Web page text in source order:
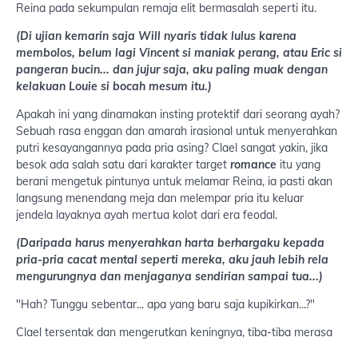
Reina pada sekumpulan remaja elit bermasalah seperti itu.
(Di ujian kemarin saja Will nyaris tidak lulus karena
membolos, belum lagi Vincent si maniak perang, atau Eric si
pangeran bucin... dan jujur saja, aku paling muak dengan
kelakuan Louie si bocah mesum itu.)
Apakah ini yang dinamakan insting protektif dari seorang ayah?
Sebuah rasa enggan dan amarah irasional untuk menyerahkan
putri kesayangannya pada pria asing? Clael sangat yakin, jika
besok ada salah satu dari karakter target romance itu yang
berani mengetuk pintunya untuk melamar Reina, ia pasti akan
langsung menendang meja dan melempar pria itu keluar
jendela layaknya ayah mertua kolot dari era feodal.
(Daripada harus menyerahkan harta berhargaku kepada
pria-pria cacat mental seperti mereka, aku jauh lebih rela
mengurungnya dan menjaganya sendirian sampai tua...)
"Hah? Tunggu sebentar... apa yang baru saja kupikirkan...?"
Clael tersentak dan mengerutkan keningnya, tiba-tiba merasa